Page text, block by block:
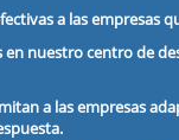
a las empresas
nuestro centro de
a las empresas